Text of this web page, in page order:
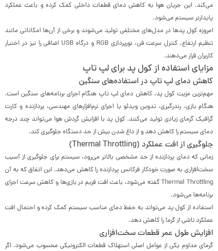
می‌کند. این جریان هوا به کاهش دمای قطعات داخلی کمک کرده و باعث عملکرد
پایدارتر سیستم می‌شود.
امروزه کول پدها در مدل‌های مختلفی تولید می‌شوند و برخی از آن‌ها امکاناتی مانند
تنظیم ارتفاع، کنترل سرعت فن، نورپردازی RGB و درگاه USB اضافی را نیز در اختیار
کاربران قرار می‌دهند.
مزایای استفاده از کول پد برای لپ تاپ
کاهش دمای لپ تاپ در استفاده‌های سنگین
مهم‌ترین مزیت کول پد، کاهش دمای لپ تاپ هنگام اجرای برنامه‌های سنگین است.
هنگام بازی، رندرگیری، تدوین ویدئو یا اجرای نرم‌افزارهای مهندسی، پردازنده و کارت
گرافیک گرمای زیادی تولید می‌کنند. کول پد با افزایش گردش هوا می‌تواند چند درجه
دمای سیستم را کاهش دهد و از داغ شدن بیش از حد دستگاه جلوگیری کند.
جلوگیری از افت عملکرد (Thermal Throttling)
زمانی که دمای پردازنده از حد مشخصی بالاتر می‌رود، سیستم برای جلوگیری از آسیب
سخت‌افزاری به صورت خودکار فرکانس پردازنده را کاهش می‌دهد. این اتفاق که به آن
Thermal Throttling گفته می‌شود، باعث افت فریم در بازی‌ها و کاهش سرعت اجرای
برنامه‌ها می‌شود.
استفاده از کول پد می‌تواند به حفظ دمای مناسب سیستم کمک کرده و احتمال افت
عملکرد ناشی از گرما را کاهش دهد.
افزایش طول عمر قطعات سخت‌افزاری
گرمای مداوم یکی از عوامل اصلی استهلاک قطعات الکترونیکی محسوب می‌شود. اگر